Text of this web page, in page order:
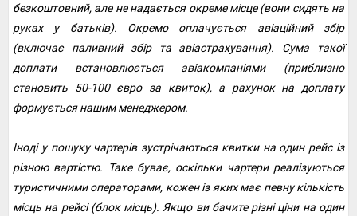
безкоштовний, але не надається окреме місце (вони сидять на
руках у батьків). Окремо оплачується авіаційний збір
(включає паливний збір та авіастрахування). Сума такої
доплати встановлюється авіакомпаніями (приблизно
становить 50-100 євро за квиток), а рахунок на доплату
формується нашим менеджером.
Іноді у пошуку чартерів зустрічаються квитки на один рейс із
різною вартістю. Таке буває, оскільки чартери реалізуються
туристичними операторами, кожен із яких має певну кількість
місць на рейсі (блок місць). Якщо ви бачите різні ціни на один